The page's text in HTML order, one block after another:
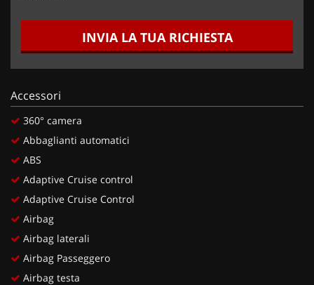
INVIA LA TUA RICHIESTA
Accessori
360° camera
Abbaglianti automatici
ABS
Adaptive Cruise control
Adaptive Cruise Control
Airbag
Airbag laterali
Airbag Passeggero
Airbag testa